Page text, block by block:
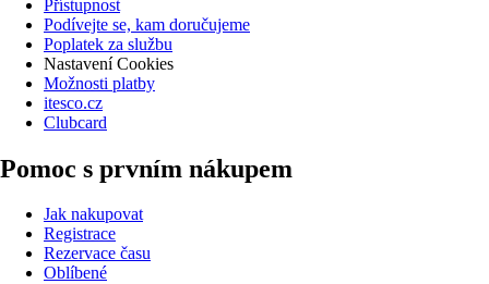
Přístupnost
Podívejte se, kam doručujeme
Poplatek za službu
Nastavení Cookies
Možnosti platby
itesco.cz
Clubcard
Pomoc s prvním nákupem
Jak nakupovat
Registrace
Rezervace času
Oblíbené